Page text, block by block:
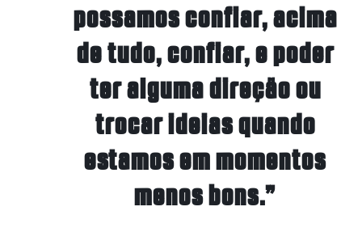
possamos confiar, acima
de tudo, confiar, e poder
ter alguma direção ou
trocar ideias quando
estamos em momentos
menos bons.”